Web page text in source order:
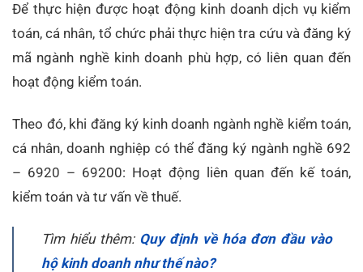
Để thực hiện được hoạt động kinh doanh dịch vụ kiểm
toán, cá nhân, tổ chức phải thực hiện tra cứu và đăng ký
mã ngành nghề kinh doanh phù hợp, có liên quan đến
hoạt động kiểm toán.
Theo đó, khi đăng ký kinh doanh ngành nghề kiểm toán,
cá nhân, doanh nghiệp có thể đăng ký ngành nghề 692
– 6920 – 69200: Hoạt động liên quan đến kế toán,
kiểm toán và tư vấn về thuế.
Tìm hiểu thêm: Quy định về hóa đơn đầu vào
hộ kinh doanh như thế nào?